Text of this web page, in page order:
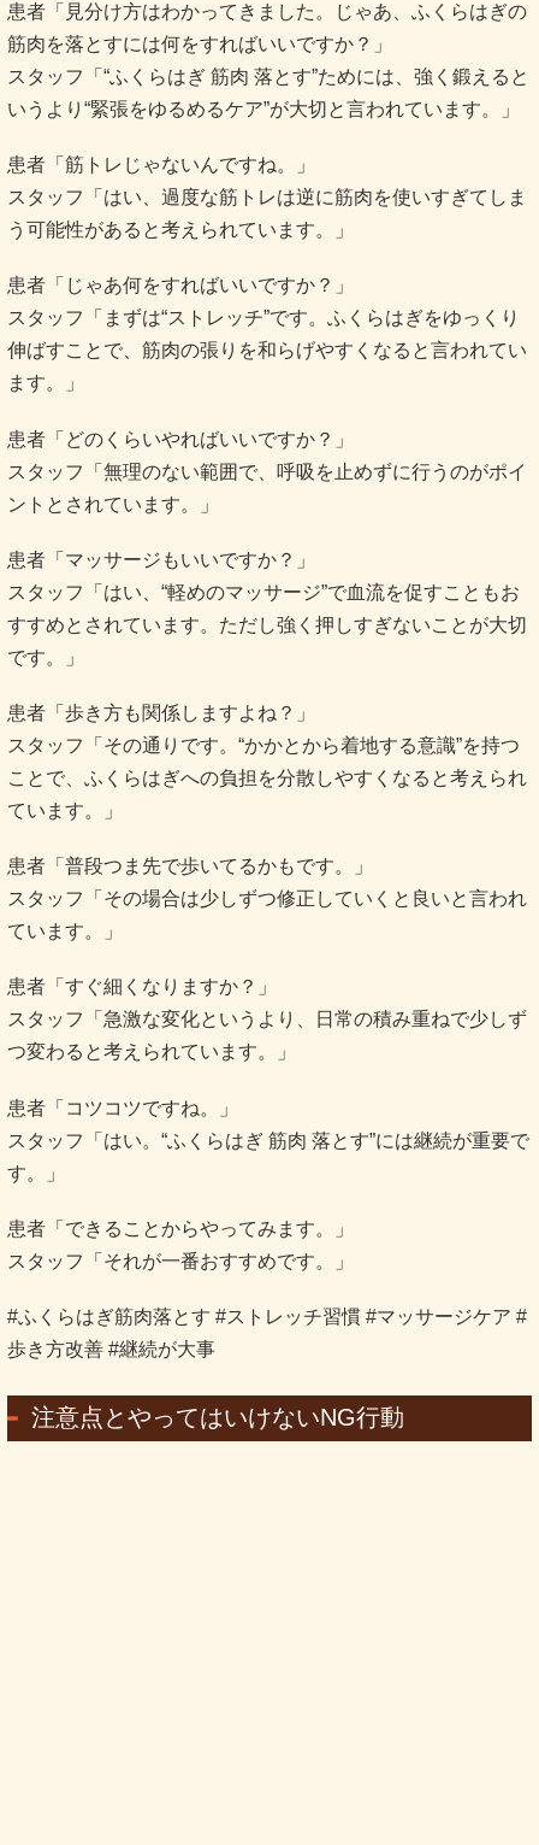
患者「見分け方はわかってきました。じゃあ、ふくらはぎの
筋肉を落とすには何をすればいいですか？」
スタッフ「“ふくらはぎ 筋肉 落とす”ためには、強く鍛えると
いうより“緊張をゆるめるケア”が大切と言われています。」
患者「筋トレじゃないんですね。」
スタッフ「はい、過度な筋トレは逆に筋肉を使いすぎてしま
う可能性があると考えられています。」
患者「じゃあ何をすればいいですか？」
スタッフ「まずは“ストレッチ”です。ふくらはぎをゆっくり
伸ばすことで、筋肉の張りを和らげやすくなると言われてい
ます。」
患者「どのくらいやればいいですか？」
スタッフ「無理のない範囲で、呼吸を止めずに行うのがポイ
ントとされています。」
患者「マッサージもいいですか？」
スタッフ「はい、“軽めのマッサージ”で血流を促すこともお
すすめとされています。ただし強く押しすぎないことが大切
です。」
患者「歩き方も関係しますよね？」
スタッフ「その通りです。“かかとから着地する意識”を持つ
ことで、ふくらはぎへの負担を分散しやすくなると考えられ
ています。」
患者「普段つま先で歩いてるかもです。」
スタッフ「その場合は少しずつ修正していくと良いと言われ
ています。」
患者「すぐ細くなりますか？」
スタッフ「急激な変化というより、日常の積み重ねで少しず
つ変わると考えられています。」
患者「コツコツですね。」
スタッフ「はい。“ふくらはぎ 筋肉 落とす”には継続が重要で
す。」
患者「できることからやってみます。」
スタッフ「それが一番おすすめです。」
#ふくらはぎ筋肉落とす #ストレッチ習慣 #マッサージケア #
歩き方改善 #継続が大事
注意点とやってはいけないNG行動